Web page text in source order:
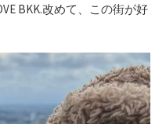
BKK.改めて、この街が好